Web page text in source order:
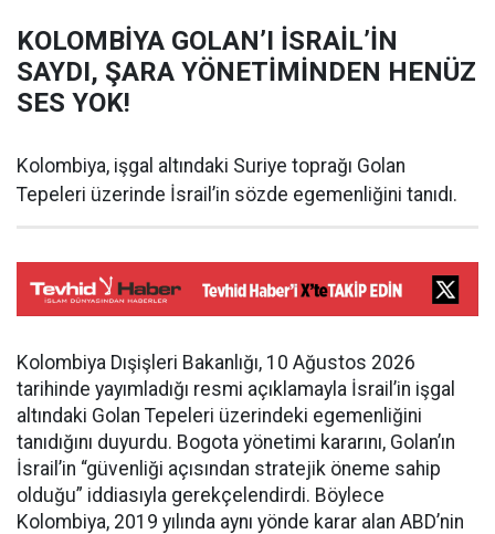
KOLOMBİYA GOLAN’I İSRAİL’İN
SAYDI, ŞARA YÖNETİMİNDEN HENÜZ
SES YOK!
Kolombiya, işgal altındaki Suriye toprağı Golan
Tepeleri üzerinde İsrail’in sözde egemenliğini tanıdı.
Kolombiya Dışişleri Bakanlığı, 10 Ağustos 2026
tarihinde yayımladığı resmi açıklamayla İsrail’in işgal
altındaki Golan Tepeleri üzerindeki egemenliğini
tanıdığını duyurdu. Bogota yönetimi kararını, Golan’ın
İsrail’in “güvenliği açısından stratejik öneme sahip
olduğu” iddiasıyla gerekçelendirdi. Böylece
Kolombiya, 2019 yılında aynı yönde karar alan ABD’nin